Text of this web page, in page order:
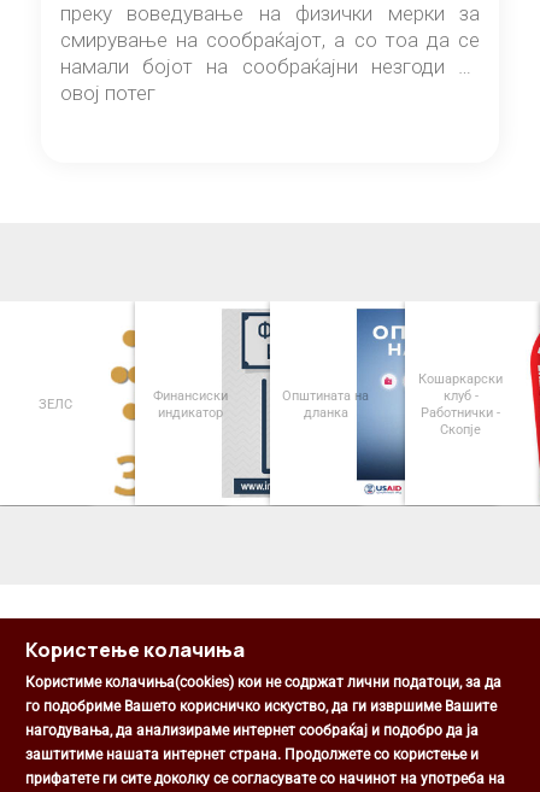
преку воведување на физички мерки за
смирување на сообраќајот, а со тоа да се
намали бојот на сообраќајни незгоди на
овој потег
ЗЕЛС
Финансиски
индикатор
Општината на
дланка
Кошаркарски
клуб -
Работнички -
Скопје
Општина Центар
Михаил Цоков бр. 1, Скопје
Користење колачиња
Користиме колачиња(cookies) кои не содржат лични податоци, за да
го подобриме Вашето корисничко искуство, да ги извршиме Вашите
нагодувања, да анализираме интернет сообраќај и подобро да ја
заштитиме нашата интернет страна. Продолжете со користење и
прифатете ги сите доколку се согласувате со начинот на употреба на